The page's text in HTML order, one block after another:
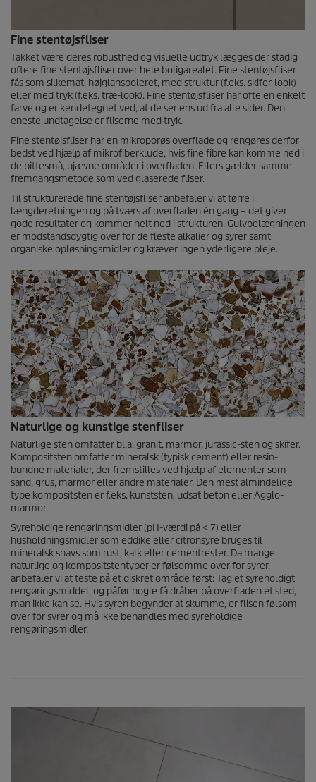
Fine stentøjsfliser
Takket være deres robusthed og visuelle udtryk lægges der stadig
oftere fine stentøjsfliser over hele boligarealet. Fine stentøjsfliser
fås som silkemat, højglanspoleret, med struktur (f.eks. skifer-look)
eller med tryk (f.eks. træ-look). Fine stentøjsfliser har ofte en enkelt
farve og er kendetegnet ved, at de ser ens ud fra alle sider. Den
eneste undtagelse er fliserne med tryk.
Fine stentøjsfliser har en mikroporøs overflade og rengøres derfor
bedst ved hjælp af mikrofiberklude, hvis fine fibre kan komme ned i
de bittesmå, ujævne områder i overfladen. Ellers gælder samme
fremgangsmetode som ved glaserede fliser.
Til strukturerede fine stentøjsfliser anbefaler vi at tørre i
længderetningen og på tværs af overfladen én gang – det giver
gode resultater og kommer helt ned i strukturen. Gulvbelægningen
er modstandsdygtig over for de fleste alkalier og syrer samt
organiske opløsningsmidler og kræver ingen yderligere pleje.
Naturlige og kunstige stenfliser
Naturlige sten omfatter bl.a. granit, marmor, jurassic-sten og skifer.
Kompositsten omfatter mineralsk (typisk cement) eller resin-
bundne materialer, der fremstilles ved hjælp af elementer som
sand, grus, marmor eller andre materialer. Den mest almindelige
type kompositsten er f.eks. kunststen, udsat beton eller Agglo-
marmor.
Syreholdige rengøringsmidler (pH-værdi på < 7) eller
husholdningsmidler som eddike eller citronsyre bruges til
mineralsk snavs som rust, kalk eller cementrester. Da mange
naturlige og kompositstentyper er følsomme over for syrer,
anbefaler vi at teste på et diskret område først: Tag et syreholdigt
rengøringsmiddel, og påfør nogle få dråber på overfladen et sted,
man ikke kan se. Hvis syren begynder at skumme, er flisen følsom
over for syrer og må ikke behandles med syreholdige
rengøringsmidler.